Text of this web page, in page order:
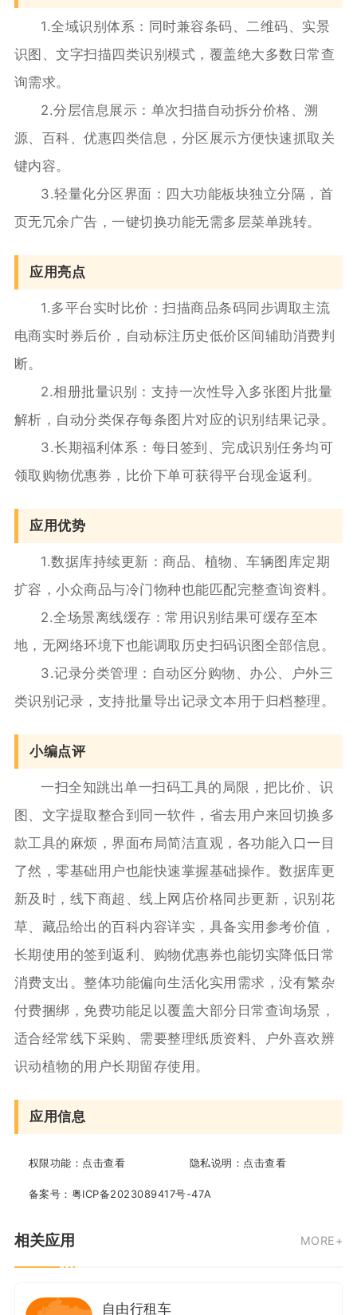
1.全域识别体系：同时兼容条码、二维码、实景
识图、文字扫描四类识别模式，覆盖绝大多数日常查
询需求。
2.分层信息展示：单次扫描自动拆分价格、溯
源、百科、优惠四类信息，分区展示方便快速抓取关
键内容。
3.轻量化分区界面：四大功能板块独立分隔，首
页无冗余广告，一键切换功能无需多层菜单跳转。
应用亮点
1.多平台实时比价：扫描商品条码同步调取主流
电商实时券后价，自动标注历史低价区间辅助消费判
断。
2.相册批量识别：支持一次性导入多张图片批量
解析，自动分类保存每条图片对应的识别结果记录。
3.长期福利体系：每日签到、完成识别任务均可
领取购物优惠券，比价下单可获得平台现金返利。
应用优势
1.数据库持续更新：商品、植物、车辆图库定期
扩容，小众商品与冷门物种也能匹配完整查询资料。
2.全场景离线缓存：常用识别结果可缓存至本
地，无网络环境下也能调取历史扫码识图全部信息。
3.记录分类管理：自动区分购物、办公、户外三
类识别记录，支持批量导出记录文本用于归档整理。
小编点评
一扫全知跳出单一扫码工具的局限，把比价、识
图、文字提取整合到同一软件，省去用户来回切换多
款工具的麻烦，界面布局简洁直观，各功能入口一目
了然，零基础用户也能快速掌握基础操作。数据库更
新及时，线下商超、线上网店价格同步更新，识别花
草、藏品给出的百科内容详实，具备实用参考价值，
长期使用的签到返利、购物优惠券也能切实降低日常
消费支出。整体功能偏向生活化实用需求，没有繁杂
付费捆绑，免费功能足以覆盖大部分日常查询场景，
适合经常线下采购、需要整理纸质资料、户外喜欢辨
识动植物的用户长期留存使用。
应用信息
权限功能： 点击查看 隐私说明： 点击查看
备案号： 粤ICP备2023089417号-47A
相关应用 MORE+
自由行租车